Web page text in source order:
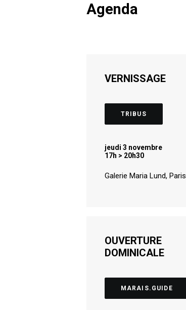
Agenda
VERNISSAGE
TRIBUS
jeudi 3 novembre
17h > 20h30
Galerie Maria Lund, Paris
OUVERTURE
DOMINICALE
MARAIS.GUIDE